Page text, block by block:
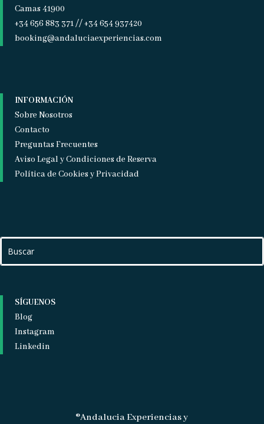
Camas 41900
+34 656 883 371 // +34 654 937420
booking@andaluciaexperiencias.com
INFORMACIÓN
Sobre Nosotros
Contacto
Preguntas Frecuentes
Aviso Legal y Condiciones de Reserva
Política de Cookies y Privacidad
SÍGUENOS
Blog
Instagram
Linkedin
®Andalucia Experiencias y